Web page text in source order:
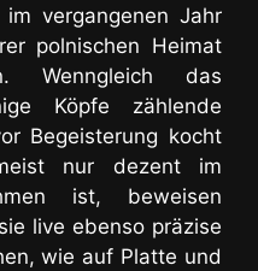
vergangenen Jahr
polnischen Heimat
Wenngleich das
Köpfe zählende
Begeisterung kocht
nur dezent im
ist, beweisen
live ebenso präzise
wie auf Platte und